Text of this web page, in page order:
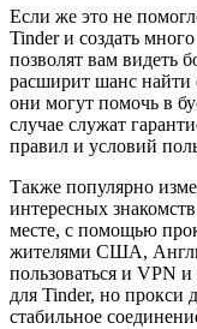
Если же это не
Tinder и создать
позволят вам видеть
расширит шанс найти
они могут помочь в
случае служат
правил и условий
Также популярно
интересных
месте, с помощью
жителями США,
пользоваться и VPN
для Tinder, но прокси
стабильное